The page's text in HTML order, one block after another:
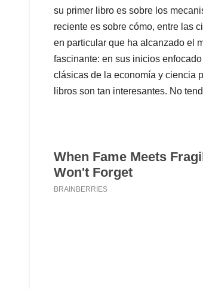
su primer libro es sobre los
reciente es sobre cómo, entre las
en particular que ha alcanzado el
fascinante: en sus inicios
clásicas de la economía y ciencia
libros son tan interesantes. No